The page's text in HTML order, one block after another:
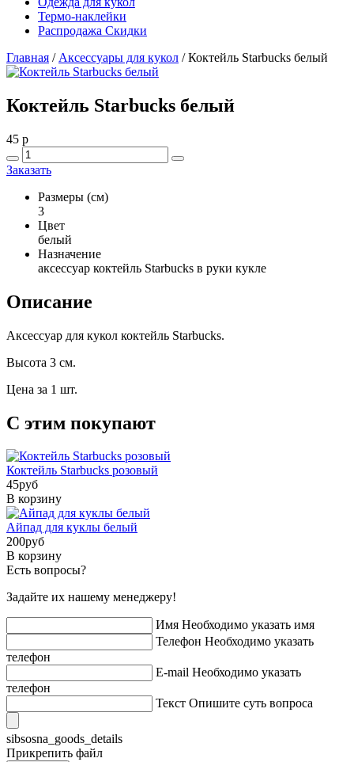
Термо-наклейки
Распродажа Скидки
Главная / Аксессуары для кукол /Коктейль Starbucks белый
Коктейль Starbucks белый
45 p
Заказать
Размеры (см)
3
Цвет
белый
Назначение
аксессуар коктейль Starbucks в руки кукле
Описание
Аксессуар для кукол коктейль Starbucks.
Высота 3 см.
Цена за 1 шт.
С этим покупают
Коктейль Starbucks розовый
45pуб
В корзину
Айпад для куклы белый
200pуб
В корзину
Есть вопросы?
Задайте их нашему менеджеру!
Имя Необходимо указать имя
Телефон Необходимо указать
телефон
E-mail Необходимо указать
телефон
Текст Опишите суть вопроса
sibsosna_goods_details
Прикрепить файл